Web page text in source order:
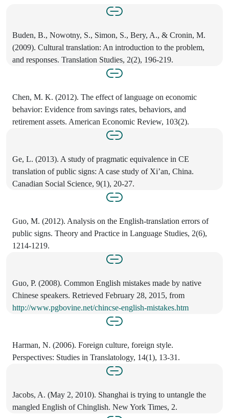
Buden, В., Nowotny, S., Simon, S., Bery, A., & Cronin, M.
(2009). Cultural translation: An introduction to the problem,
and responses. Translation Studies, 2(2), 196-219.
Chen, M. K. (2012). The effect of language on economic
behavior: Evidence from savings rates, behaviors, and
retirement assets. American Economic Review, 103(2).
Ge, L. (2013). A study of pragmatic equivalence in CE
translation of public signs: A case study of Xi’an, China.
Canadian Social Science, 9(1), 20-27.
Guo, M. (2012). Analysis on the English-translation errors of
public signs. Theory and Practice in Language Studies, 2(6),
1214-1219.
Guo, P. (2008). Common English mistakes made by native
Chinese speakers. Retrieved February 28, 2015, from
http://www.pgbovine.net/chincse-english-mistakes.htm
Harman, N. (2006). Foreign culture, foreign style.
Perspectives: Studies in Translatology, 14(1), 13-31.
Jacobs, A. (May 2, 2010). Shanghai is trying to untangle the
mangled English of Chinglish. New York Times, 2.